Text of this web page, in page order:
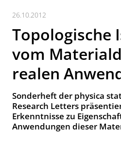
26.10.2012
Topologische
vom
realen
Sonderheft der physica
Research Letters
Erkenntnisse zu
Anwendungen dieser